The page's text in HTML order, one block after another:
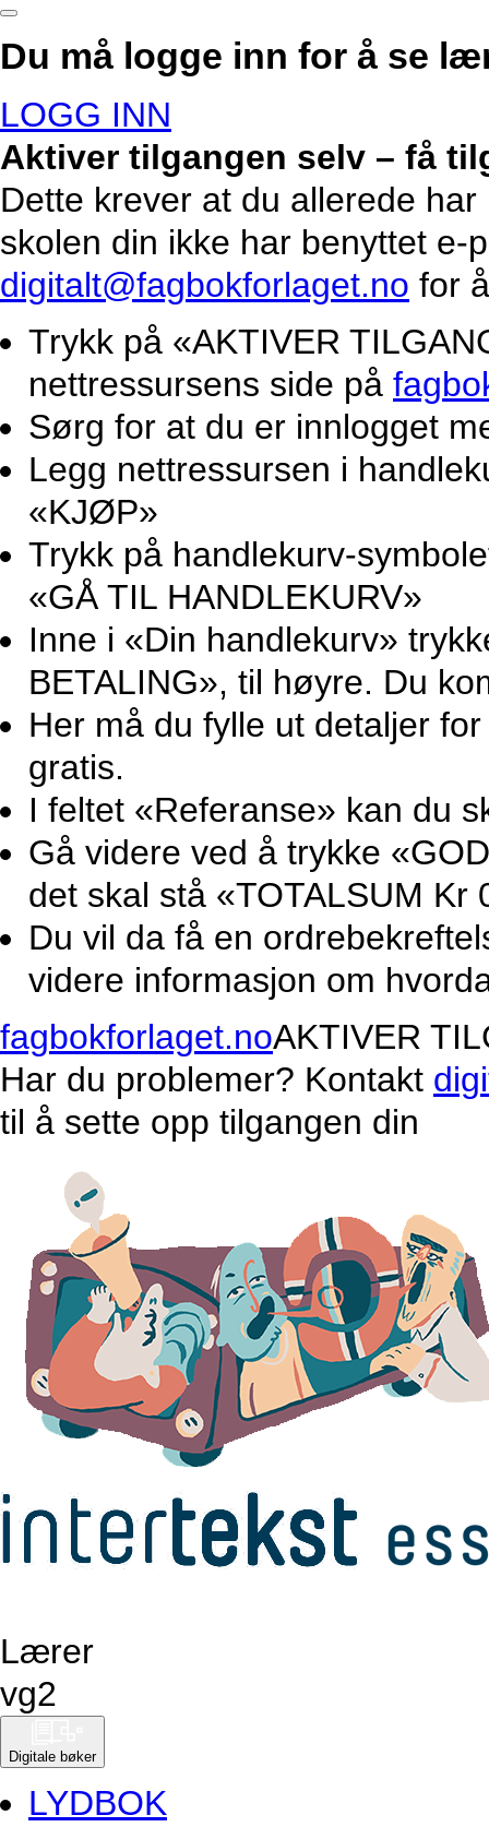
Du må logge inn for å se
LOGG INN
Aktiver tilgangen selv – få
Dette krever at du allerede
skolen din ikke har benyttet e-
digitalt@fagbokforlaget.no for
Trykk på «AKTIVER
nettressursens side på
Sørg for at du er innlogget
Legg nettressursen i
«KJØP»
Trykk på handlekurv-
«GÅ TIL HANDLEKURV»
Inne i «Din handlekurv»
BETALING», til høyre. Du
Her må du fylle ut detaljer
gratis.
I feltet «Referanse» kan du
Gå videre ved å trykke
det skal stå «TOTALSUM Kr
Du vil da få en
videre informasjon om
fagbokforlaget.noAKTIVER
Har du problemer? Kontakt
til å sette opp tilgangen din
Lærer
vg2
Digitale bøker
LYDBOK